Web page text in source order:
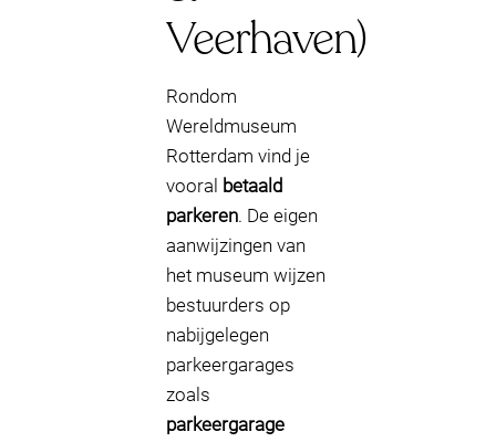
Veerhaven)
Rondom
Wereldmuseum
Rotterdam vind je
vooral betaald
parkeren. De eigen
aanwijzingen van
het museum wijzen
bestuurders op
nabijgelegen
parkeergarages
zoals
parkeergarage